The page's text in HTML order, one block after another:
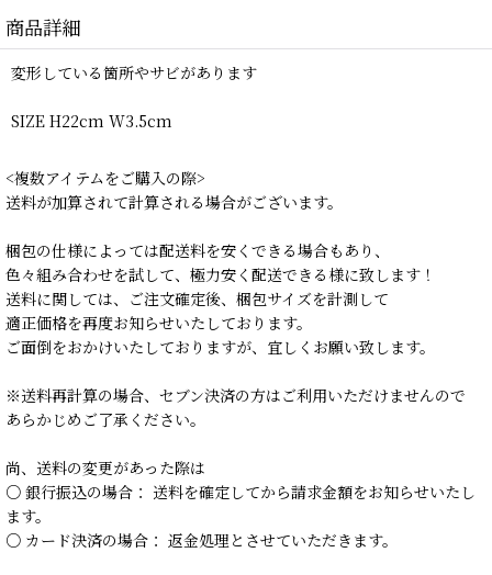
商品詳細
変形している箇所やサビがあります
SIZE H22cm W3.5cm
<複数アイテムをご購入の際>
送料が加算されて計算される場合がございます。
梱包の仕様によっては配送料を安くできる場合もあり、
色々組み合わせを試して、極力安く配送できる様に致します！
送料に関しては、ご注文確定後、梱包サイズを計測して
適正価格を再度お知らせいたしております。
ご面倒をおかけいたしておりますが、宜しくお願い致します。
※送料再計算の場合、セブン決済の方はご利用いただけませんので
あらかじめご了承ください。
尚、送料の変更があった際は
○ 銀行振込の場合： 送料を確定してから請求金額をお知らせいたし
ます。
○ カード決済の場合： 返金処理とさせていただきます。